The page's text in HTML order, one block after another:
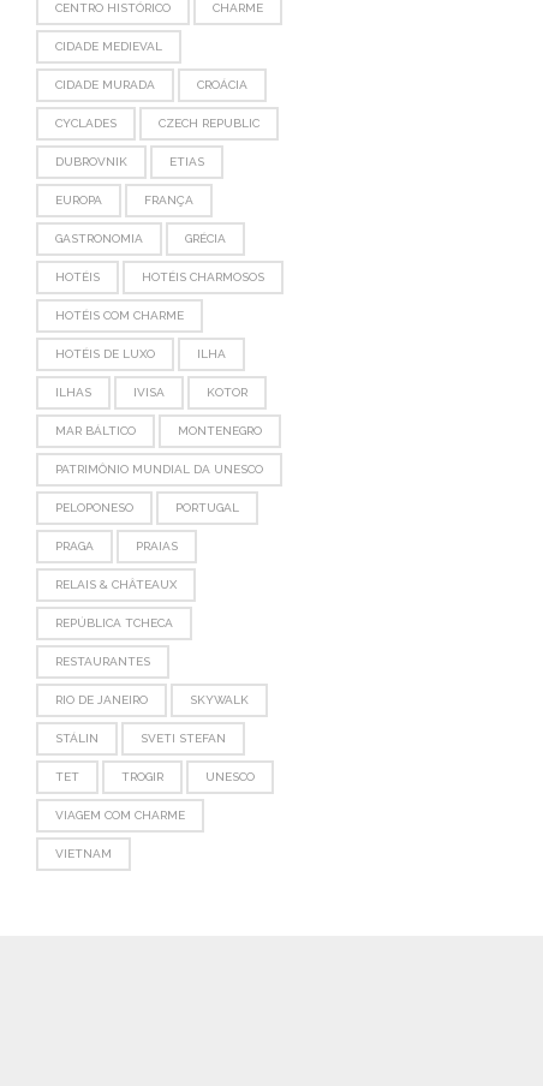
CENTRO HISTÓRICO CHARME
CIDADE MEDIEVAL
CIDADE MURADA CROÁCIA
CYCLADES CZECH REPUBLIC
DUBROVNIK ETIAS
EUROPA FRANÇA
GASTRONOMIA GRÉCIA
HOTÉIS HOTÉIS CHARMOSOS
HOTÉIS COM CHARME
HOTÉIS DE LUXO ILHA
ILHAS IVISA KOTOR
MAR BÁLTICO MONTENEGRO
PATRIMÔNIO MUNDIAL DA UNESCO
PELOPONESO PORTUGAL
PRAGA PRAIAS
RELAIS & CHÂTEAUX
REPÚBLICA TCHECA
RESTAURANTES
RIO DE JANEIRO SKYWALK
STÁLIN SVETI STEFAN
TET TROGIR UNESCO
VIAGEM COM CHARME
VIETNAM